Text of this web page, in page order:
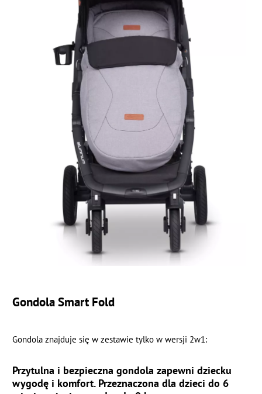
Gondola Smart Fold
Gondola znajduje się w zestawie tylko w wersji 2w1:
Przytulna i bezpieczna gondola zapewni dziecku
wygodę i komfort. Przeznaczona dla dzieci do 6